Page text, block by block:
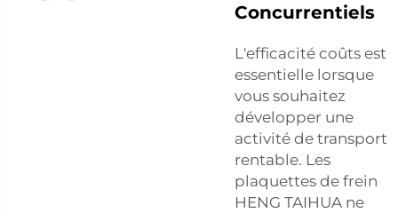
Concurrentiels
L'efficacité coûts est
essentielle lorsque
vous souhaitez
développer une
activité de transport
rentable. Les
plaquettes de frein
HENG TAIHUA ne